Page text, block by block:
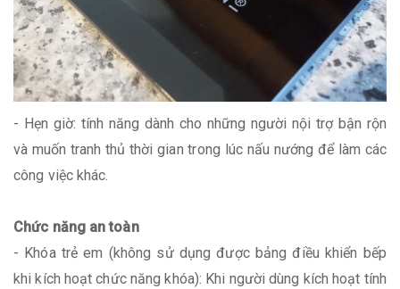
- Hẹn giờ: tính năng dành cho những người nội trợ bận rộn
và muốn tranh thủ thời gian trong lúc nấu nướng để làm các
công việc khác.
Chức năng an toàn
- Khóa trẻ em (không sử dụng được bảng điều khiển bếp
khi kích hoạt chức năng khóa): Khi người dùng kích hoạt tính